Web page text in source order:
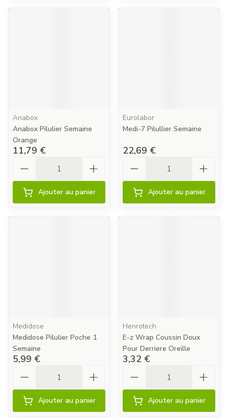
Anabox
Anabox Pilulier Semaine
Orange
11,79 €
Ajouter au panier
Eurolabor
Medi-7 Pilullier Semaine
22,69 €
Ajouter au panier
Medidose
Medidose Pilulier Poche 1
Semaine
5,99 €
Ajouter au panier
Henrotech
E-z Wrap Coussin Doux
Pour Derriere Oreille
3,32 €
Ajouter au panier